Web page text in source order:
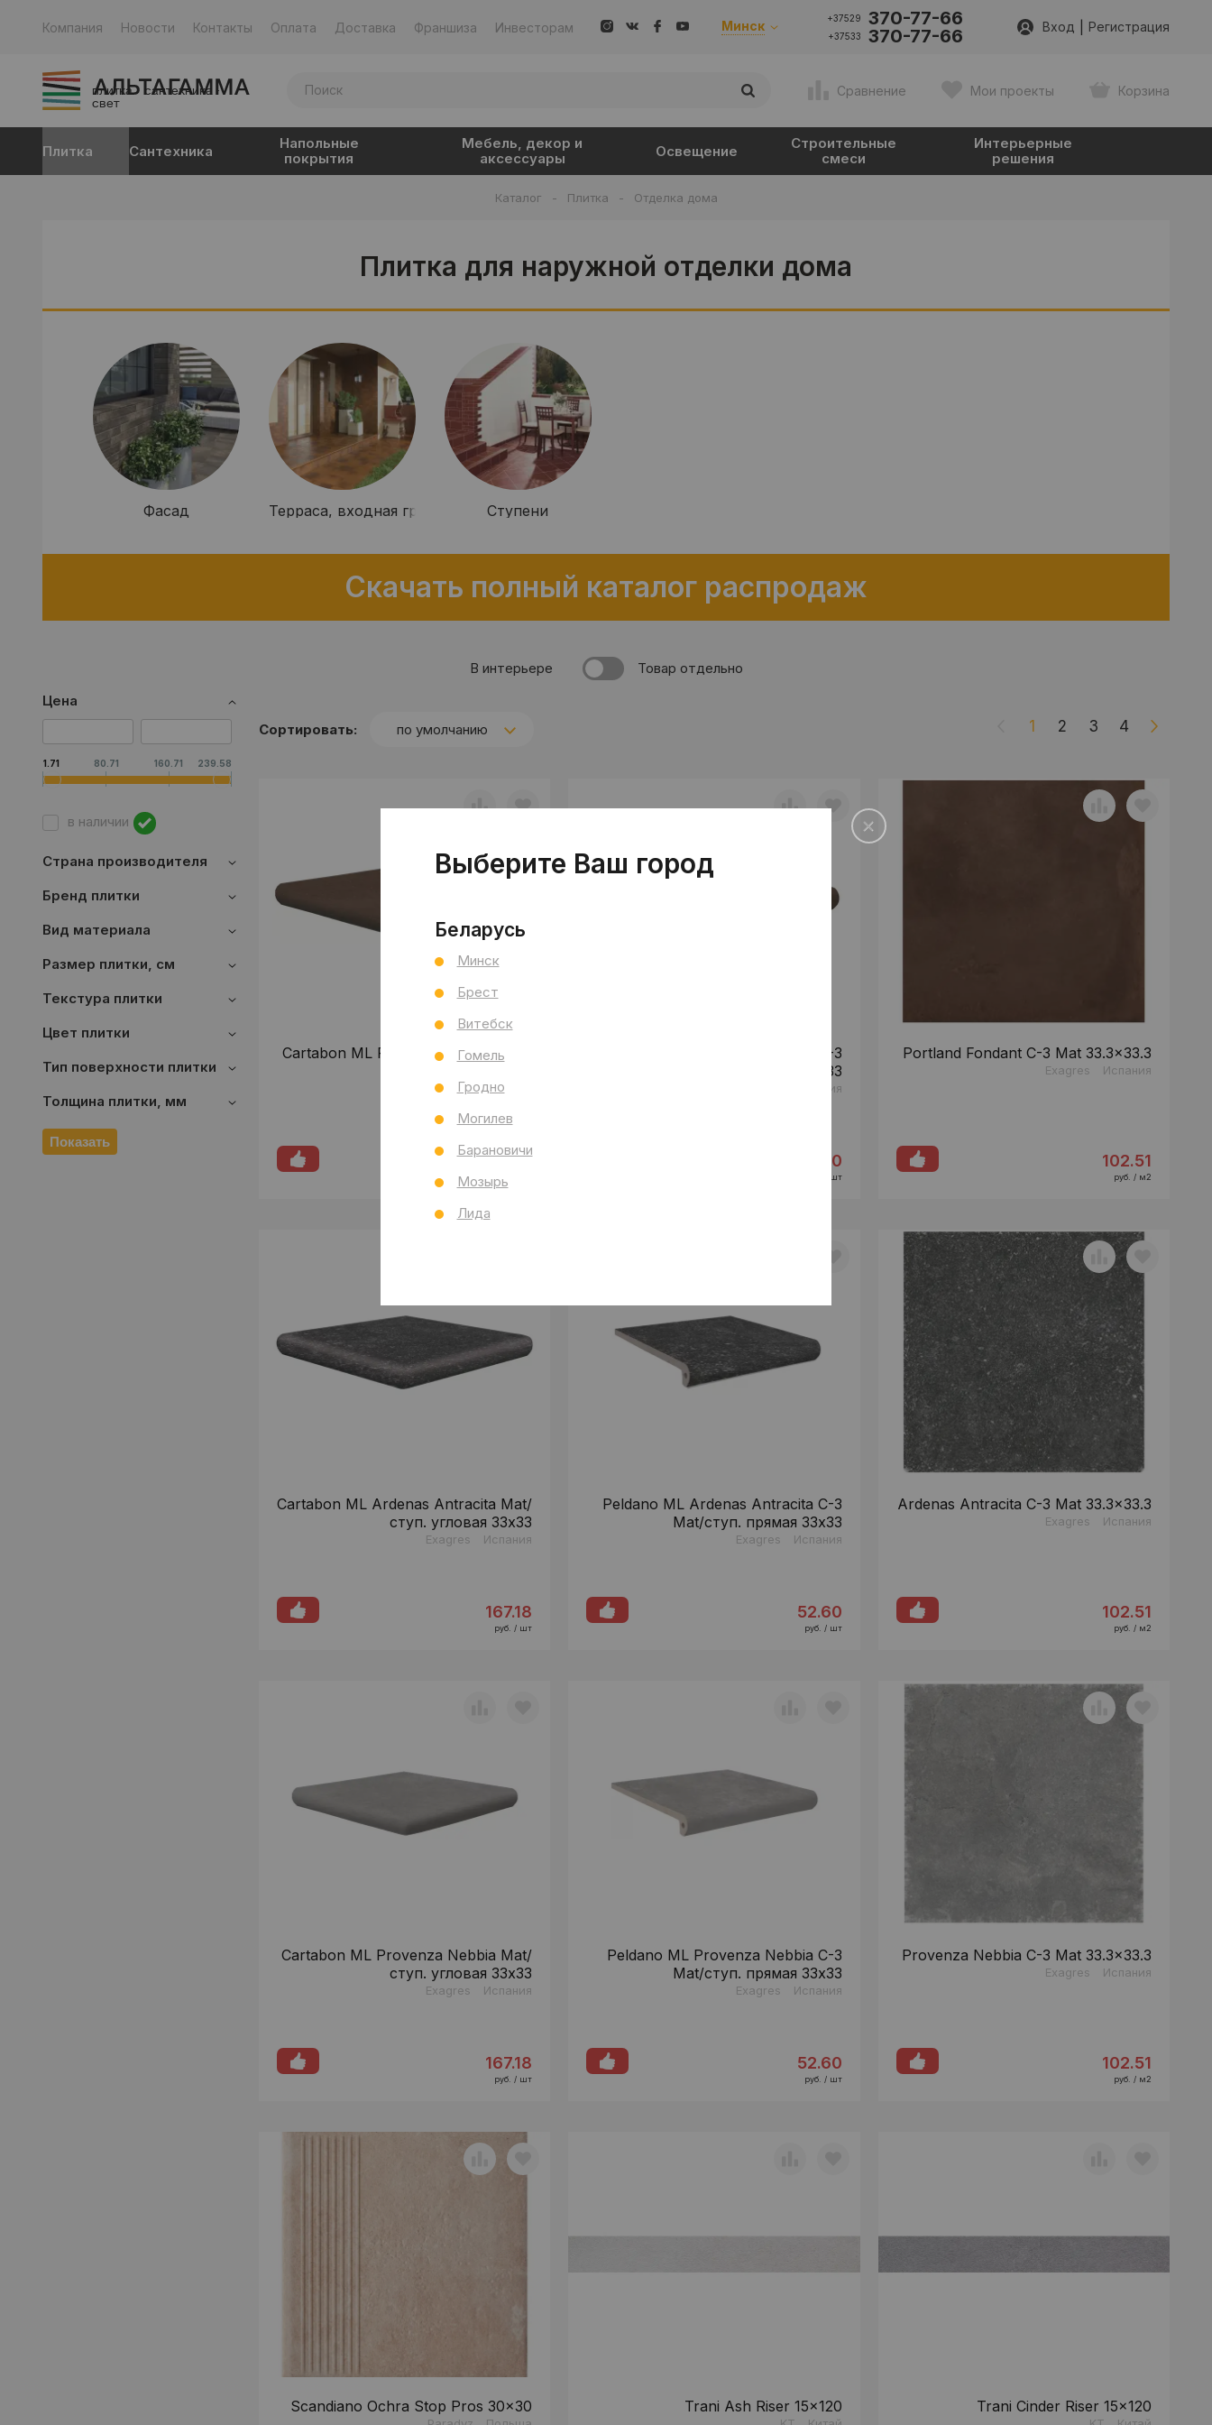
Компания Новости Контакты Оплата Доставка Франшиза Инвесторам Минск +37529 370-77-66
+37533 370-77-66 Вход Регистрация
плитка · сантехника ·
свет
Сравнение Мои проекты Корзина
Плитка Сантехника
Напольные
покрытия
Мебель, декор и
аксессуары
Освещение
Строительные
смеси
Интерьерные
решения
Каталог - Плитка - Отделка дома
Плитка для наружной отделки дома
Фасад Терраса, входная группа Ступени
Скачать полный каталог распродаж
В интерьере Товар отдельно
Показать
Цена
1.71 80.71 160.71 239.58
в наличии
Страна производителя
Бренд плитки
Вид материала
Размер плитки, см
Текстура плитки
Цвет плитки
Тип поверхности плитки
Толщина плитки, мм
Сортировать: по умолчанию 1 2 3 4
Cartabon ML Portland Fondant Mat/
Exagres Испания
167.18
руб. / шт
Peldano ML Portland Fondant C-3
Mat/ступ. прямая 33x33
Испания
52.60
руб. / шт
Portland Fondant C-3 Mat 33.3x33.3
Exagres Испания
102.51
руб. / м2
Cartabon ML Ardenas Antracita Mat/
ступ. угловая 33x33
Exagres Испания
167.18
руб. / шт
Peldano ML Ardenas Antracita C-3
Mat/ступ. прямая 33x33
Exagres Испания
52.60
руб. / шт
Ardenas Antracita C-3 Mat 33.3x33.3
Exagres Испания
102.51
руб. / м2
Cartabon ML Provenza Nebbia Mat/
ступ. угловая 33x33
Exagres Испания
167.18
руб. / шт
Peldano ML Provenza Nebbia C-3
Mat/ступ. прямая 33x33
Exagres Испания
52.60
руб. / шт
Provenza Nebbia C-3 Mat 33.3x33.3
Exagres Испания
102.51
руб. / м2
Scandiano Ochra Stop Pros 30x30 Trani Ash Riser 15x120 Trani Cinder Riser 15x120
Выберите Ваш город
Беларусь
Минск
Брест
Витебск
Гомель
Гродно
Могилев
Барановичи
Мозырь
Лида